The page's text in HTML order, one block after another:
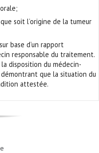
soit l’origine de la tumeur
base d’un rapport
responsable du traitement.
disposition du médecin-
que la situation du
attestée.